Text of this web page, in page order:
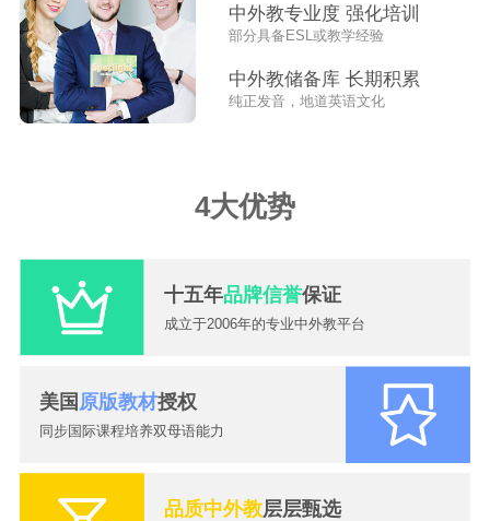
中外教专业度 强化培训
部分具备ESL或教学经验
中外教储备库 长期积累
纯正发音，地道英语文化
4大优势
十五年品牌信誉保证
成立于2006年的专业中外教平台
美国 原版教材授权
同步国际课程培养双母语能力
品质中外教层层甄选